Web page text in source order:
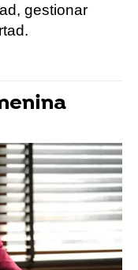
gestionar